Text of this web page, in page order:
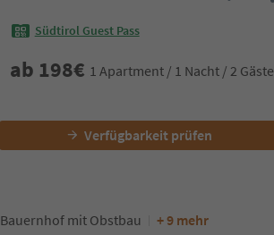
Südtirol Guest Pass
ab 198€ 1 Apartment / 1 Nacht / 2 Gäste
Verfügbarkeit prüfen
Bauernhof mit Obstbau + 9 mehr